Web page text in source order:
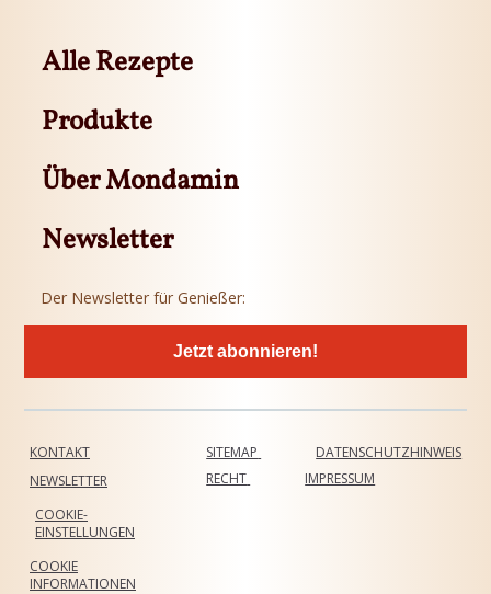
Alle Rezepte
Produkte
Über Mondamin
Newsletter
Der Newsletter für Genießer:
Jetzt abonnieren!
KONTAKT
SITEMAP
NEWSLETTER
DATENSCHUTZHINWEIS
COOKIE-
EINSTELLUNGEN
RECHT
COOKIE
INFORMATIONEN
IMPRESSUM